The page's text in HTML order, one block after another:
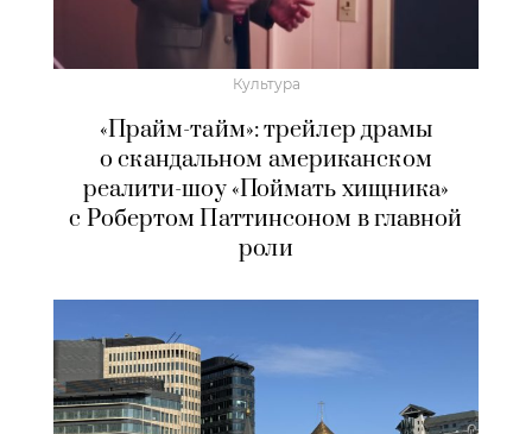
Культура
«Прайм-тайм»: трейлер драмы
о скандальном американском
реалити-шоу «Поймать хищника»
с Робертом Паттинсоном в главной
роли